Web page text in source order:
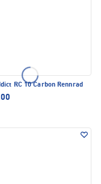
RC 10 Carbon Rennrad